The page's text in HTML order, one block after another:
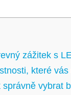
zážitek s
⁢které
správně vybrat